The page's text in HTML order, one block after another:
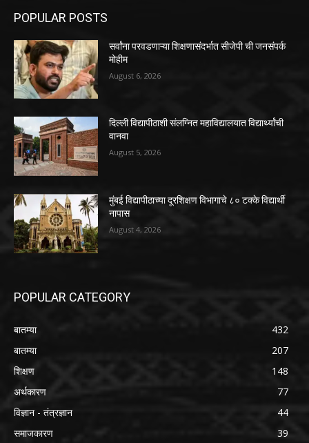
POPULAR POSTS
सर्वांना परवडणाऱ्या शिक्षणासंदर्भात सीजेपी ची जनसंपर्क
मोहीम
August 6, 2026
दिल्ली विद्यापीठाशी संलग्नित महाविद्यालयात विद्यार्थ्यांची
वानवा
August 5, 2026
मुंबई विद्यापीठाच्या दूरशिक्षण विभागाचे ८० टक्के विद्यार्थी
नापास
August 4, 2026
POPULAR CATEGORY
बातम्या
432
बातम्या
207
शिक्षण
148
अर्थकारण
77
विज्ञान - तंत्रज्ञान
44
समाजकारण
39